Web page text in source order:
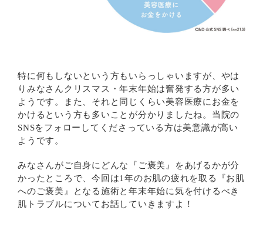
特に何もしないという方もいらっしゃいますが、やは
りみなさんクリスマス・年末年始は奮発する方が多い
ようです。また、それと同じくらい美容医療にお金を
かけるという方も多いことが分かりましたね。当院の
SNSをフォローしてくださっている方は美意識が高い
ようです。
みなさんがご自身にどんな『ご褒美』をあげるかが分
かったところで、今回は1年のお肌の疲れを取る『お肌
へのご褒美』となる施術と年末年始に気を付けるべき
肌トラブルについてお話していきますよ！